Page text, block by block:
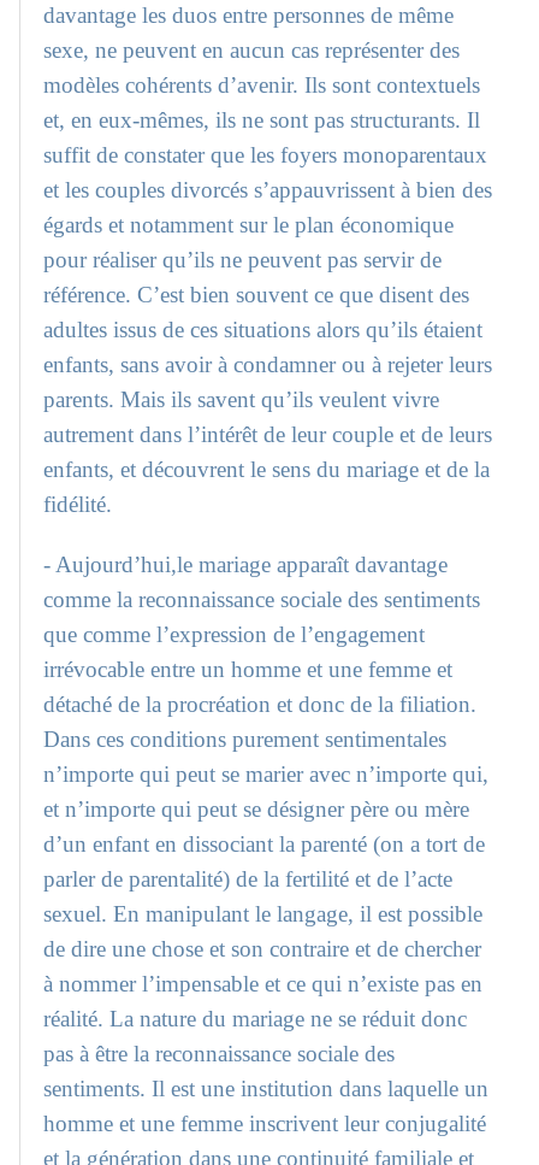
davantage les duos entre personnes de même
sexe, ne peuvent en aucun cas représenter des
modèles cohérents d’avenir. Ils sont contextuels
et, en eux-mêmes, ils ne sont pas structurants. Il
suffit de constater que les foyers monoparentaux
et les couples divorcés s’appauvrissent à bien des
égards et notamment sur le plan économique
pour réaliser qu’ils ne peuvent pas servir de
référence. C’est bien souvent ce que disent des
adultes issus de ces situations alors qu’ils étaient
enfants, sans avoir à condamner ou à rejeter leurs
parents. Mais ils savent qu’ils veulent vivre
autrement dans l’intérêt de leur couple et de leurs
enfants, et découvrent le sens du mariage et de la
fidélité.
- Aujourd’hui,le mariage apparaît davantage
comme la reconnaissance sociale des sentiments
que comme l’expression de l’engagement
irrévocable entre un homme et une femme et
détaché de la procréation et donc de la filiation.
Dans ces conditions purement sentimentales
n’importe qui peut se marier avec n’importe qui,
et n’importe qui peut se désigner père ou mère
d’un enfant en dissociant la parenté (on a tort de
parler de parentalité) de la fertilité et de l’acte
sexuel. En manipulant le langage, il est possible
de dire une chose et son contraire et de chercher
à nommer l’impensable et ce qui n’existe pas en
réalité. La nature du mariage ne se réduit donc
pas à être la reconnaissance sociale des
sentiments. Il est une institution dans laquelle un
homme et une femme inscrivent leur conjugalité
et la génération dans une continuité familiale et